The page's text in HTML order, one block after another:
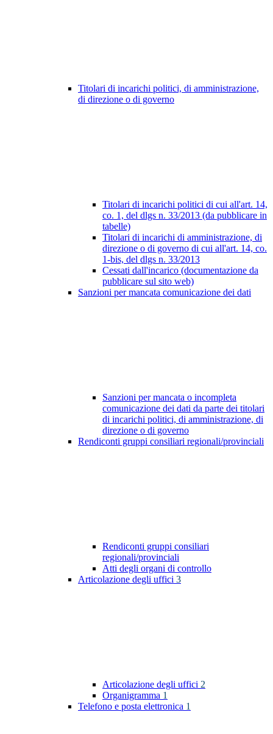
Titolari di incarichi politici, di amministrazione,
di direzione o di governo
Titolari di incarichi politici di cui all'art. 14,
co. 1, del dlgs n. 33/2013 (da pubblicare in
tabelle)
Titolari di incarichi di amministrazione, di
direzione o di governo di cui all'art. 14, co.
1-bis, del dlgs n. 33/2013
Cessati dall'incarico (documentazione da
pubblicare sul sito web)
Sanzioni per mancata comunicazione dei dati
Sanzioni per mancata o incompleta
comunicazione dei dati da parte dei titolari
di incarichi politici, di amministrazione, di
direzione o di governo
Rendiconti gruppi consiliari regionali/provinciali
Rendiconti gruppi consiliari
regionali/provinciali
Atti degli organi di controllo
Articolazione degli uffici 3
Articolazione degli uffici 2
Organigramma 1
Telefono e posta elettronica 1